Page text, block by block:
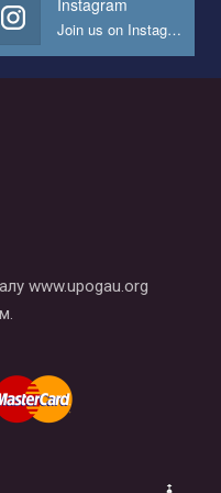
на наш канал YouTube
видео.
Join us on Instagram
www.upogau.org